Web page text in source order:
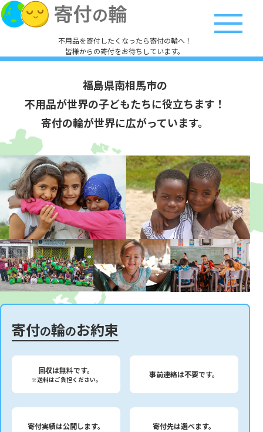
不用品を寄付したくなったら寄付の輪へ！
皆様からの寄付をお待ちしています。
福島県南相馬市の
不用品が世界の子どもたちに役立ちます！
寄付の輪が世界に広がっています。
寄付の輪のお約束
回収は無料です。
※送料はご負担ください。
事前連絡は不要です。
寄付実績は公開します。 寄付先は選べます。